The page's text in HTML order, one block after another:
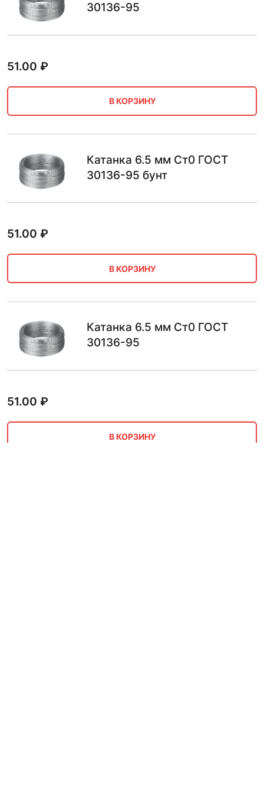
30136-95
51.00 ₽
В КОРЗИНУ
Катанка 6.5 мм Ст0 ГОСТ
30136-95 бунт
51.00 ₽
В КОРЗИНУ
Катанка 6.5 мм Ст0 ГОСТ
30136-95
51.00 ₽
В КОРЗИНУ